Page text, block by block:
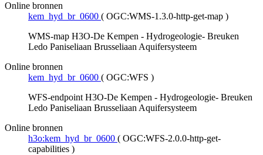
Online bronnen
kem_hyd_br_0600 ( OGC:WMS-1.3.0-http-get-map )
WMS-map H3O-De Kempen - Hydrogeologie- Breuken
Ledo Paniseliaan Brusseliaan Aquifersysteem
Online bronnen
kem_hyd_br_0600 ( OGC:WFS )
WFS-endpoint H3O-De Kempen - Hydrogeologie- Breuken
Ledo Paniseliaan Brusseliaan Aquifersysteem
Online bronnen
h3o:kem_hyd_br_0600 ( OGC:WFS-2.0.0-http-get-
capabilities )